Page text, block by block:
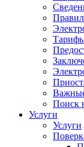
Поиск
Услуги
Услуги